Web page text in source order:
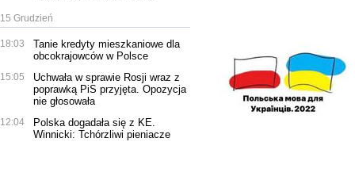
15 Grudzień
18:03
Tanie kredyty mieszkaniowe dla
obcokrajowców w Polsce
15:05
Uchwała w sprawie Rosji wraz z
poprawką PiS przyjęta. Opozycja
nie głosowała
12:04
Polska dogadała się z KE.
Winnicki: Tchórzliwi pieniacze